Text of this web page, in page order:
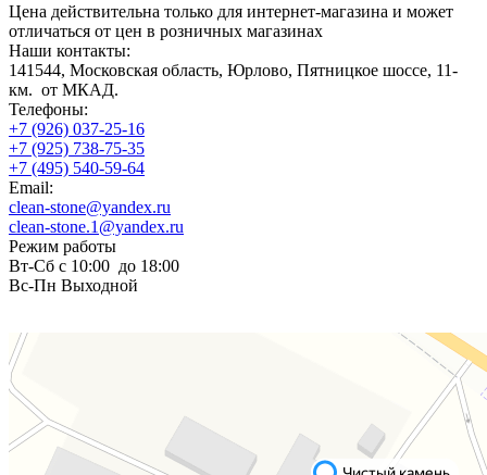
Цена действительна только для интернет-магазина и может
отличаться от цен в розничных магазинах
Наши контакты:
141544, Московская область, Юрлово, Пятницкое шоссе, 11-
км. от МКАД.
Телефоны:
+7 (926) 037-25-16
+7 (925) 738-75-35
+7 (495) 540-59-64
Email:
clean-stone@yandex.ru
clean-stone.1@yandex.ru
Режим работы
Вт-Сб с 10:00 до 18:00
Вс-Пн Выходной